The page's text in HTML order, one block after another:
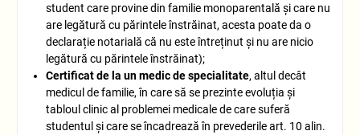
student care provine din familie monoparentală și care nu
are legătură cu părintele înstrăinat, acesta poate da o
declarație notarială că nu este întreținut și nu are nicio
legătură cu părintele înstrăinat);
Certificat de la un medic de specialitate, altul decât
medicul de familie, în care să se prezinte evoluția și
tabloul clinic al problemei medicale de care suferă
studentul și care se încadrează în prevederile art. 10 alin.